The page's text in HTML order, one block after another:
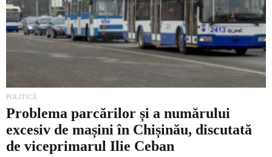
POLITICĂ
Problema parcărilor și a numărului
excesiv de mașini în Chișinău, discutată
de viceprimarul Ilie Ceban